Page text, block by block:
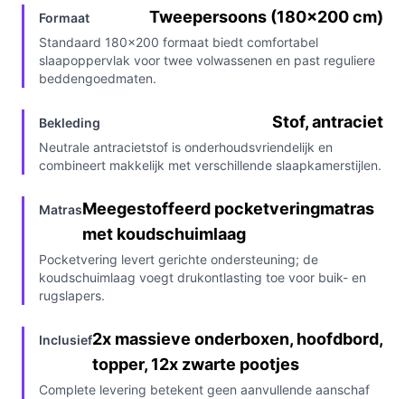
Formaat Tweepersoons (180×200 cm)
Standaard 180×200 formaat biedt comfortabel
slaapoppervlak voor twee volwassenen en past reguliere
beddengoedmaten.
Bekleding Stof, antraciet
Neutrale antracietstof is onderhoudsvriendelijk en
combineert makkelijk met verschillende slaapkamerstijlen.
MatrasMeegestoffeerd pocketveringmatras
met koudschuimlaag
Pocketvering levert gerichte ondersteuning; de
koudschuimlaag voegt drukontlasting toe voor buik- en
rugslapers.
Inclusief2x massieve onderboxen, hoofdbord,
topper, 12x zwarte pootjes
Complete levering betekent geen aanvullende aanschaf